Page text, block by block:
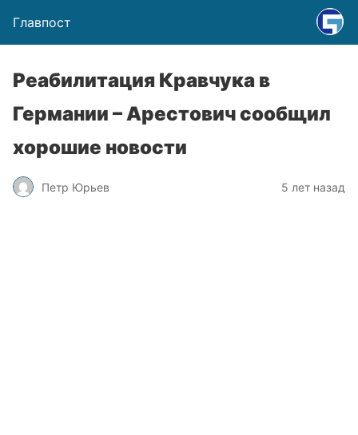
Главпост
Реабилитация Кравчука в
Германии – Арестович сообщил
хорошие новости
Петр Юрьев 5 лет назад